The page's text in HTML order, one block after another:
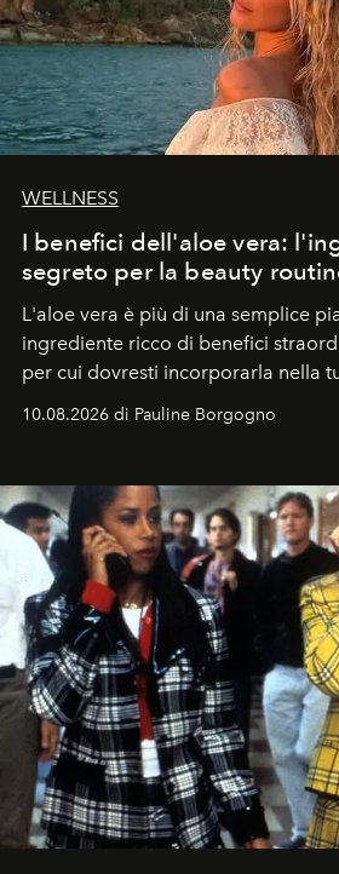
WELLNESS
I benefici dell'aloe vera:
segreto per la beauty
L'aloe vera è più di una semplice
ingrediente ricco di benefici
per cui dovresti incorporarla nella
e benessere.
10.08.2026 di Pauline Borgogno